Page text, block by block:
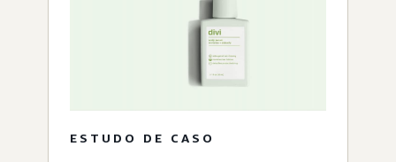
ESTUDO DE CASO